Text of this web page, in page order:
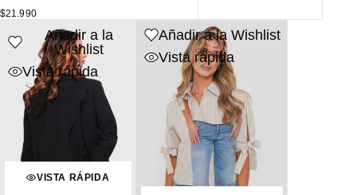
$21.990
Añadir a la
Wishlist
Vista rápida
VISTA RÁPIDA
Añadir a la Wishlist
Vista rápida